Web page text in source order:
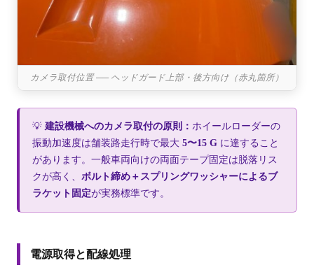
カメラ取付位置 ── ヘッドガード上部・後方向け（赤丸箇所）
💡 建設機械へのカメラ取付の原則： ホイールローダーの
振動加速度は舗装路走行時で最大 5〜15 G に達すること
があります。一般車両向けの両面テープ固定は脱落リス
クが高く、 ボルト締め＋スプリングワッシャーによるブ
ラケット固定が実務標準です。
電源取得と配線処理